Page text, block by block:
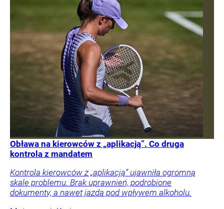
Obława na kierowców z „aplikacją”. Co druga
kontrola z mandatem
Kontrola kierowców z „aplikacją” ujawniła ogromną
skalę problemu. Brak uprawnień, podrobione
dokumenty, a nawet jazda pod wpływem alkoholu.